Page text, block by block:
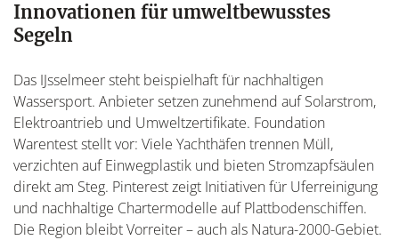
Innovationen für umweltbewusstes
Segeln
Das IJsselmeer steht beispielhaft für nachhaltigen
Wassersport. Anbieter setzen zunehmend auf Solarstrom,
Elektroantrieb und Umweltzertifikate. Foundation
Warentest stellt vor: Viele Yachthäfen trennen Müll,
verzichten auf Einwegplastik und bieten Stromzapfsäulen
direkt am Steg. Pinterest zeigt Initiativen für Uferreinigung
und nachhaltige Chartermodelle auf Plattbodenschiffen.
Die Region bleibt Vorreiter – auch als Natura-2000-Gebiet.